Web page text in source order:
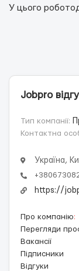
У цього
Jobpro
Тип компанії:
Контактна
Україна,
https://
Про компанію:
Перегляди
Вакансії
Підписники
Відгуки